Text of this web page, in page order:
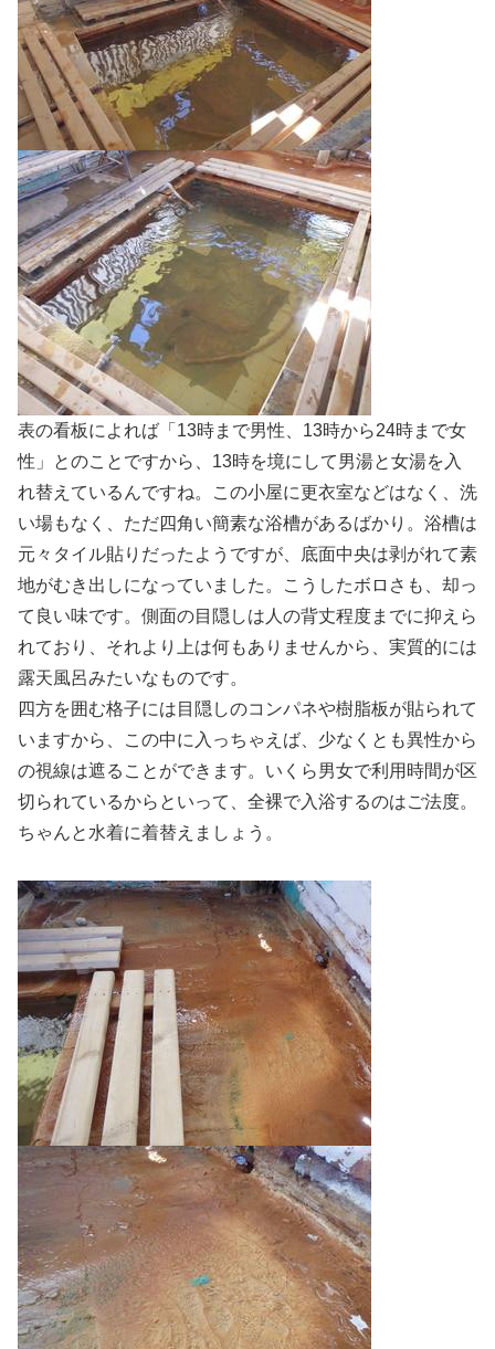
表の看板によれば「13時まで男性、13時から24時まで女
性」とのことですから、13時を境にして男湯と女湯を入
れ替えているんですね。この小屋に更衣室などはなく、洗
い場もなく、ただ四角い簡素な浴槽があるばかり。浴槽は
元々タイル貼りだったようですが、底面中央は剥がれて素
地がむき出しになっていました。こうしたボロさも、却っ
て良い味です。側面の目隠しは人の背丈程度までに抑えら
れており、それより上は何もありませんから、実質的には
露天風呂みたいなものです。
四方を囲む格子には目隠しのコンパネや樹脂板が貼られて
いますから、この中に入っちゃえば、少なくとも異性から
の視線は遮ることができます。いくら男女で利用時間が区
切られているからといって、全裸で入浴するのはご法度。
ちゃんと水着に着替えましょう。